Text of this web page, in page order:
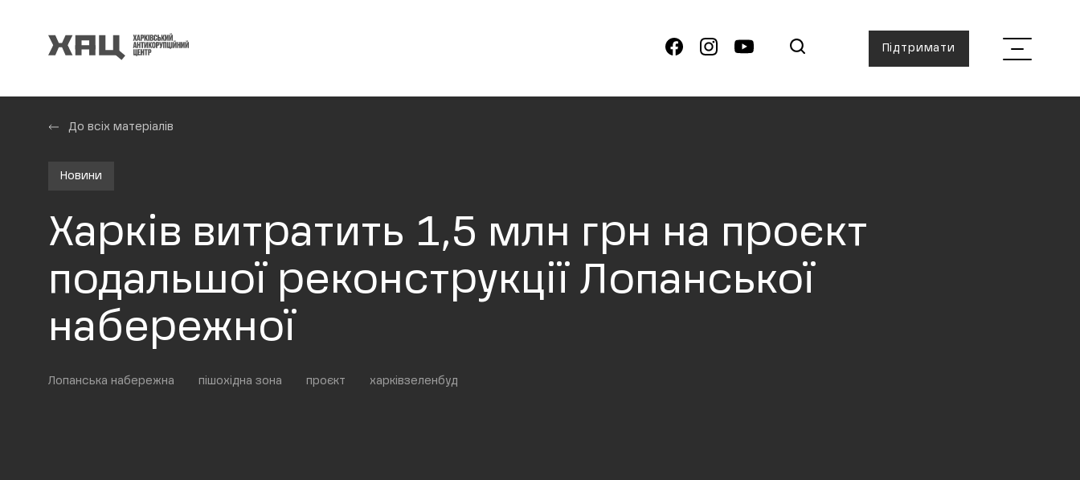
Підтримати
До всіх матеріалів
Новини
Харків витратить 1,5 млн грн на проєкт
подальшої реконструкції Лопанської
набережної
Лопанська набережна пішохідна зона проєкт харківзеленбуд